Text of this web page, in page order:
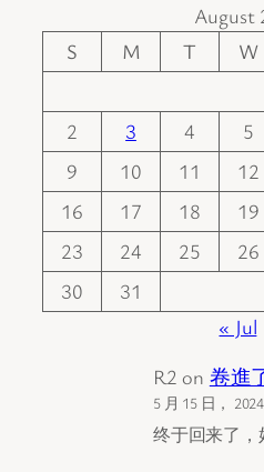
August
S
M T W
2
3 4 5
9
10 11 12
16
17 18 19
23
24 25 26
30
31
« Jul
R2 on 卷進
5 月 15 日，
终于回来了，